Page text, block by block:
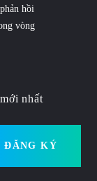
hồi
vòng
nhất
ĐĂNG KÝ